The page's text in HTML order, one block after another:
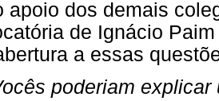
apoio dos demais
de Ignácio
a essas
poderiam